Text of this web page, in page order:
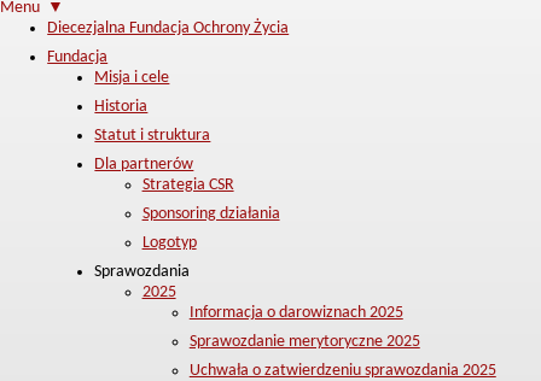
Menu ▼
Diecezjalna Fundacja Ochrony Życia
Fundacja
Misja i cele
Historia
Statut i struktura
Dla partnerów
Strategia CSR
Sponsoring działania
Logotyp
Sprawozdania
2025
Informacja o darowiznach 2025
Sprawozdanie merytoryczne 2025
Uchwała o zatwierdzeniu sprawozdania 2025